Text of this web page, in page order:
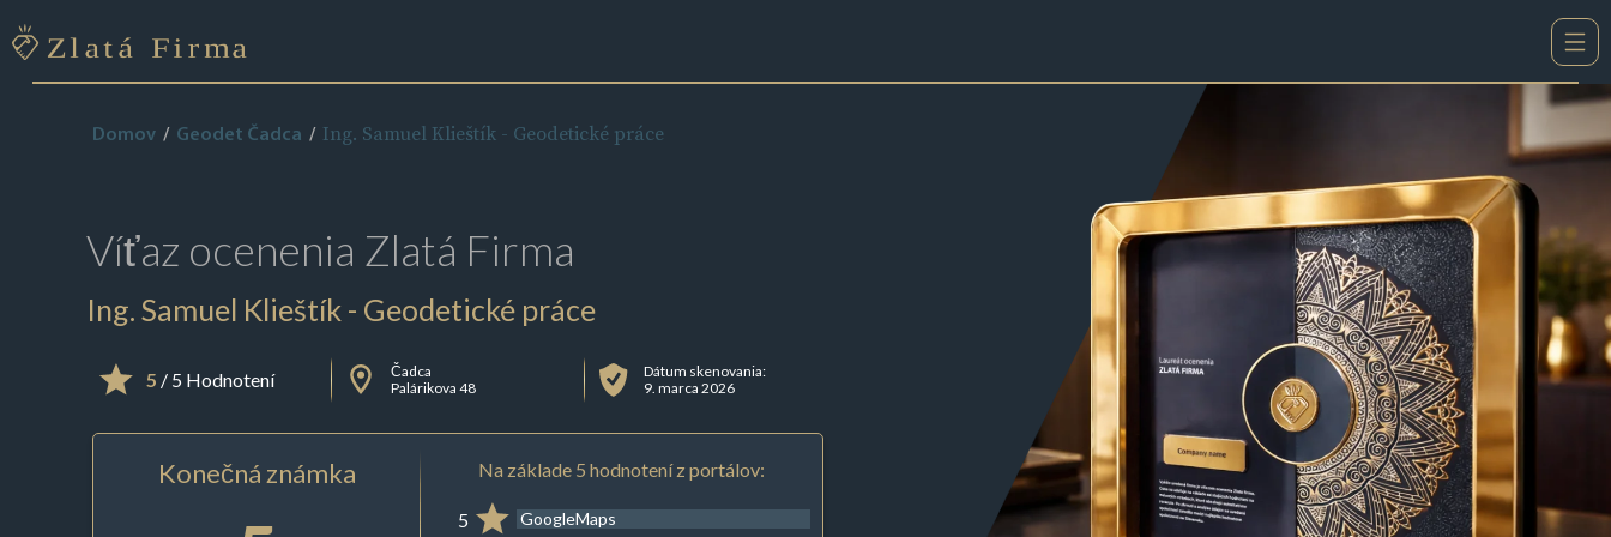
Domov Geodet Čadca Ing. Samuel Klieštík - Geodetické práce
Víťaz ocenenia Zlatá Firma
Ing. Samuel Klieštík - Geodetické práce
5 / 5 Hodnotení
Čadca
Palárikova 48
Dátum skenovania:
9. marca 2026
Konečná známka Na základe 5 hodnotení z portálov:
5 GoogleMaps